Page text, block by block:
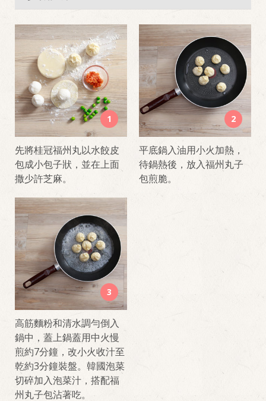
1
先將桂冠福州丸以水餃皮
包成小包子狀，並在上面
撒少許芝麻。
2
平底鍋入油用小火加熱，
待鍋熱後，放入福州丸子
包煎脆。
3
高筋麵粉和清水調勻倒入
鍋中，蓋上鍋蓋用中火慢
煎約7分鐘，改小火收汁至
乾約3分鐘裝盤。韓國泡菜
切碎加入泡菜汁，搭配福
州丸子包沾著吃。